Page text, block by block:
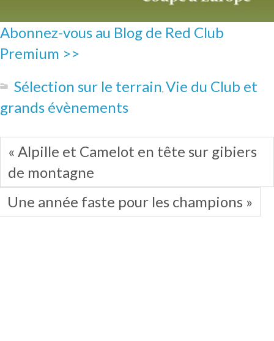
Abonnez-vous au Blog de Red Club
Premium >>
Sélection sur le terrain, Vie du Club et
grands évènements
« Alpille et Camelot en tête sur gibiers
de montagne
Une année faste pour les champions »